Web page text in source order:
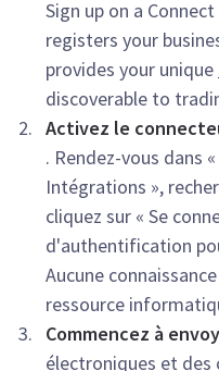
Sign up on a
registers your
provides your unique
discoverable to
Activez le
. Rendez-vous dans
Intégrations »,
cliquez sur « Se
d'authentification
Aucune
ressource
Commencez à
électroniques et des